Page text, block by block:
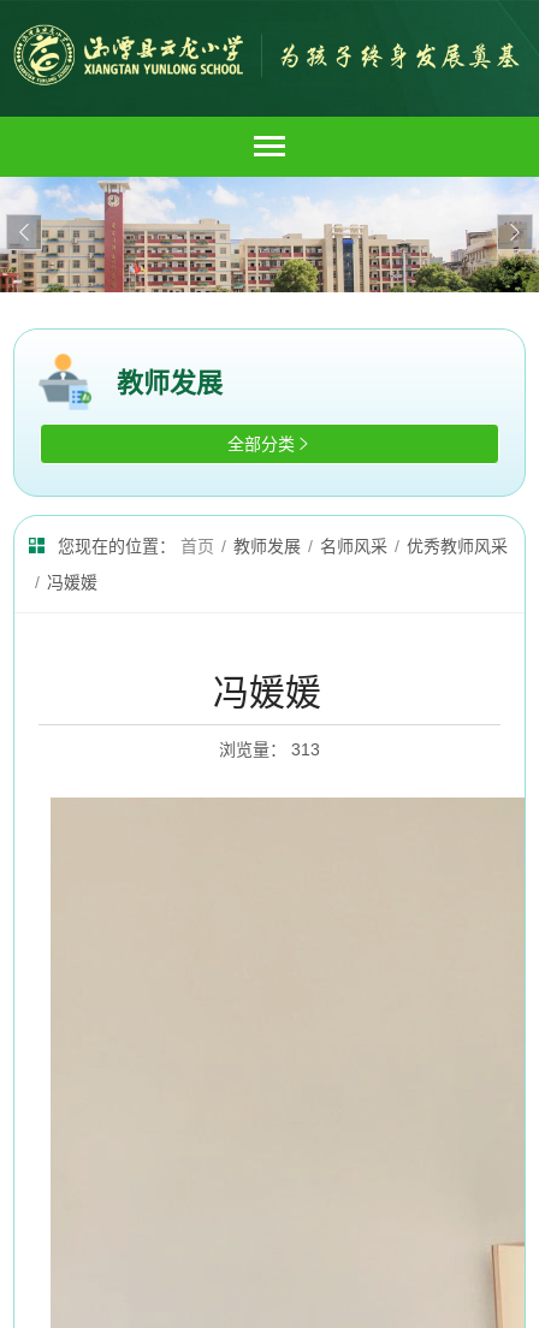
 
教师发展
全部分类 
您现在的位置： 首页 / 教师发展 / 名师风采 / 优秀教师风采
/ 冯媛媛
冯媛媛
浏览量： 313